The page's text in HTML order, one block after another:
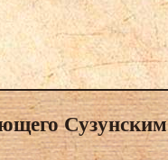
Сузунским